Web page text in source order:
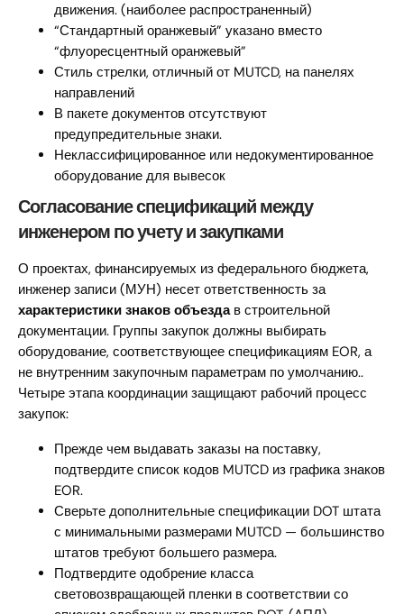
движения. (наиболее распространенный)
“Стандартный оранжевый” указано вместо
“флуоресцентный оранжевый”
Стиль стрелки, отличный от MUTCD, на панелях
направлений
В пакете документов отсутствуют
предупредительные знаки.
Неклассифицированное или недокументированное
оборудование для вывесок
Согласование спецификаций между
инженером по учету и закупками
О проектах, финансируемых из федерального бюджета,
инженер записи (МУН) несет ответственность за
характеристики знаков объездав строительной
документации. Группы закупок должны выбирать
оборудование, соответствующее спецификациям EOR, а
не внутренним закупочным параметрам по умолчанию..
Четыре этапа координации защищают рабочий процесс
закупок:
Прежде чем выдавать заказы на поставку,
подтвердите список кодов MUTCD из графика знаков
EOR.
Сверьте дополнительные спецификации DOT штата
с минимальными размерами MUTCD — большинство
штатов требуют большего размера.
Подтвердите одобрение класса
световозвращающей пленки в соответствии со